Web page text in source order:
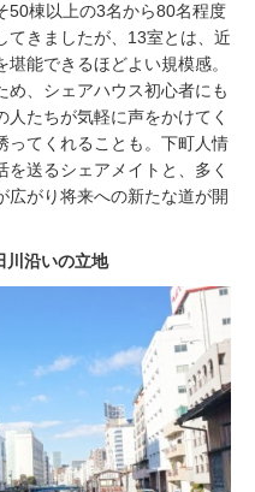
50棟以上の3名から80名程度
てきましたが、13室とは、近
能できるほどよい規模感。
め、シェアハウス初心者にも
たちが気軽に声をかけてく
ってくれることも。下町人情
送るシェアメイトと、多く
広がり将来への新たな道が開
沿いの立地